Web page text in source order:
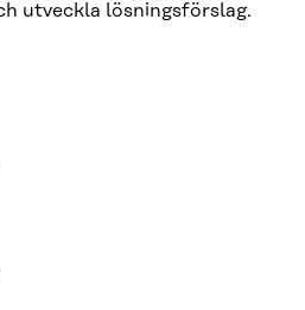
utveckla lösningsförslag.